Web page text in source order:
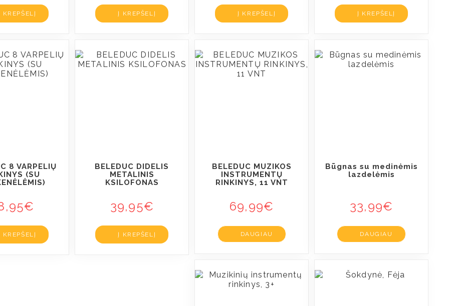
KREPŠELĮ Į KREPŠELĮ Į KREPŠELĮ Į KREPŠELĮ
8 VARPELIŲ
(SU
€
KREPŠELĮ
BELEDUC DIDELIS
METALINIS
KSILOFONAS
39,95€
Į KREPŠELĮ
BELEDUC MUZIKOS
INSTRUMENTŲ
RINKINYS, 11 VNT
69,99€
DAUGIAU
Būgnas su medinėmis
lazdelėmis
33,99€
DAUGIAU